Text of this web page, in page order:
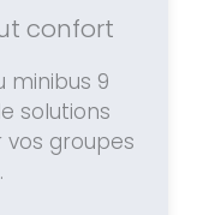
confort
minibus 9
solutions
groupes